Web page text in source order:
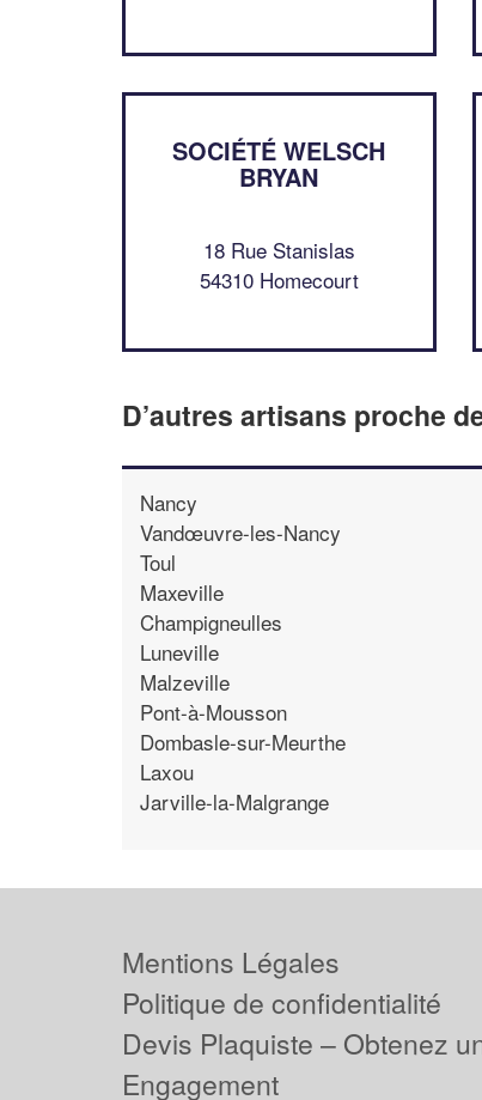
SOCIÉTÉ WELSCH
BRYAN
18 Rue Stanislas
54310 Homecourt
D’autres artisans proche
Nancy
Vandœuvre-les-Nancy
Toul
Maxeville
Champigneulles
Luneville
Malzeville
Pont-à-Mousson
Dombasle-sur-Meurthe
Laxou
Jarville-la-Malgrange
Mentions Légales
Politique de confidentialité
Devis Plaquiste – Obtenez
Engagement